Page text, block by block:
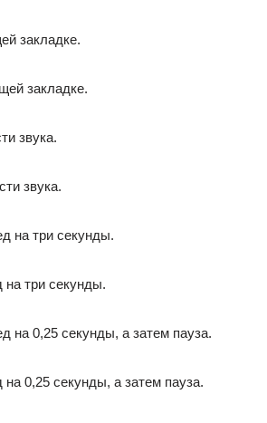
закладке.
закладке.
звука.
звука.
на три секунды.
три секунды.
на 0,25 секунды, а затем пауза.
0,25 секунды, а затем пауза.